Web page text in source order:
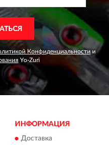
Конфиденциальности и
Yo-Zuri
ИНФОРМАЦИЯ
Доставка